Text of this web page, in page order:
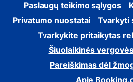
Paslaugų teikimo sąlygos
Privatumo nuostatai
Tvarkyti
Tvarkykite pritaikytas
Šiuolaikinės
Pareiškimas dėl
Apie